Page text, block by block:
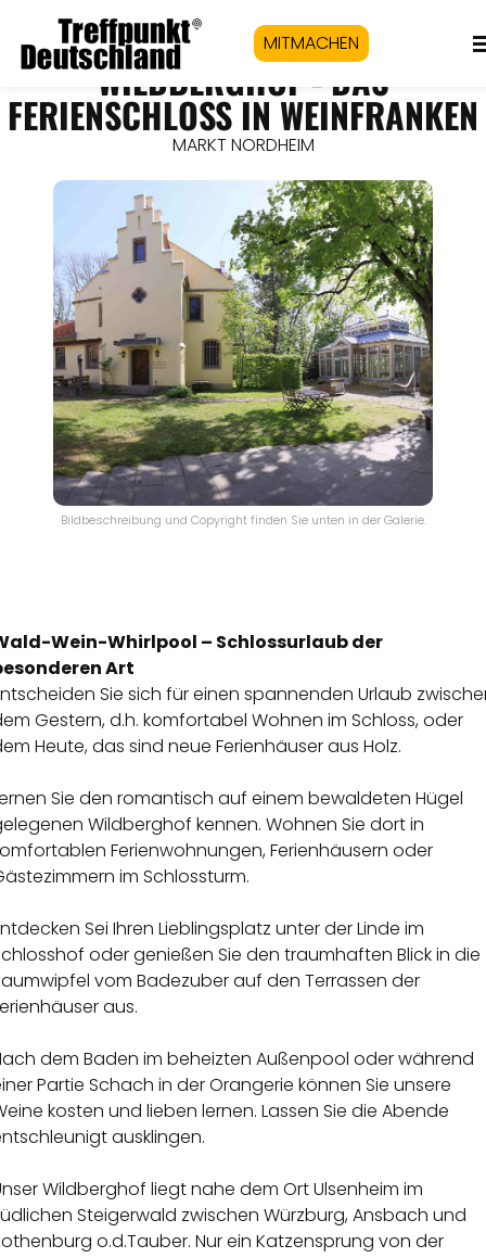
MITMACHEN
WILDBERGHOF - DAS
FERIENSCHLOSS IN WEINFRANKEN
MARKT NORDHEIM
Bildbeschreibung und Copyright finden Sie unten in der Galerie.
Wein-Whirlpool – Schlossurlaub der
Art
Sie sich für einen spannenden Urlaub
Gestern, d.h. komfortabel Wohnen im Schloss, oder
Heute, das sind neue Ferienhäuser aus Holz.
Sie den romantisch auf einem bewaldeten Hügel
Wildberghof kennen. Wohnen Sie dort in
Ferienwohnungen, Ferienhäusern oder
im Schlossturm.
Sei Ihren Lieblingsplatz unter der Linde im
oder genießen Sie den traumhaften Blick in die
vom Badezuber auf den Terrassen der
aus.
dem Baden im beheizten Außenpool oder während
Partie Schach in der Orangerie können Sie unsere
kosten und lieben lernen. Lassen Sie die Abende
ausklingen.
Wildberghof liegt nahe dem Ort Ulsenheim im
Steigerwald zwischen Würzburg, Ansbach und
o.d.Tauber. Nur ein Katzensprung von der